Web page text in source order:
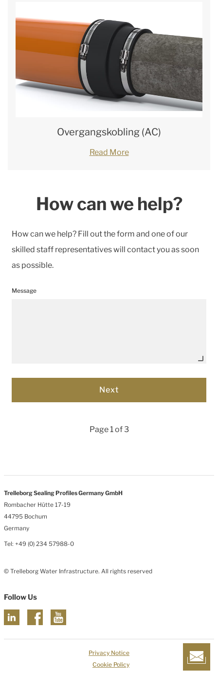
Overgangskobling (AC)
Read More
How can we help?
How can we help? Fill out the form and one of our
skilled staff representatives will contact you as soon
as possible.
Message
Page 1 of 3
Trelleborg Sealing Profiles Germany GmbH
Rombacher Hütte 17-19
44795 Bochum
Germany
Tel: +49 (0) 234 57988-0
© Trelleborg Water Infrastructure. All rights reserved
Follow Us
Privacy Notice
Cookie Policy